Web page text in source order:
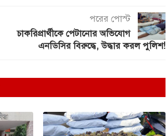
পরের পোস্ট
চাকরিপ্রার্থীকে পেটানোর অভিযোগ
এনডিসির বিরুদ্ধে, উদ্ধার করল পুলিশ!